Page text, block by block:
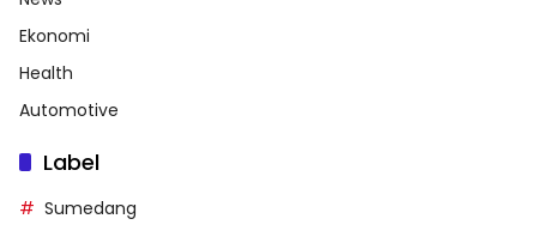
Ekonomi
Health
Automotive
Label
Sumedang